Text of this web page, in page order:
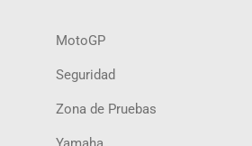
MotoGP
Seguridad
Zona de Pruebas